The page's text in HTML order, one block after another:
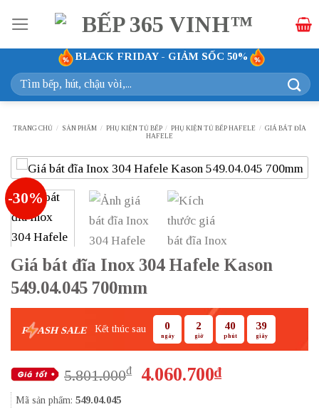
qua
nội
dung
BLACK FRIDAY - GIẢM SỐC 50%
Tìm
kiếm:
TRANG CHỦ / SẢN PHẨM / PHỤ KIỆN TỦ BẾP / PHỤ KIỆN TỦ BẾP HAFELE / GIÁ BÁT ĐĨA
HAFELE
-30%
Giá bát đĩa Inox 304 Hafele Kason
549.04.045 700mm
F ASH SALE Kết thúc sau 0
ngày
2
giờ
40
phút
39
giây
5.801.000₫
Giá
4.060.700₫Giá
Mã sản phẩm: 549.04.045